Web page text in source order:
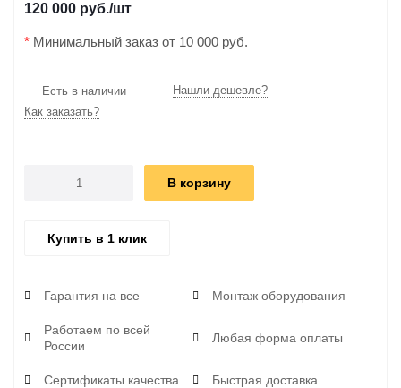
120 000 руб./шт
* Минимальный заказ от 10 000 руб.
Есть в наличии
Нашли дешевле?
Как заказать?
В корзину
Купить в 1 клик
Гарантия на все Монтаж оборудования
Работаем по всей
России
Любая форма оплаты
Сертификаты качества Быстрая доставка